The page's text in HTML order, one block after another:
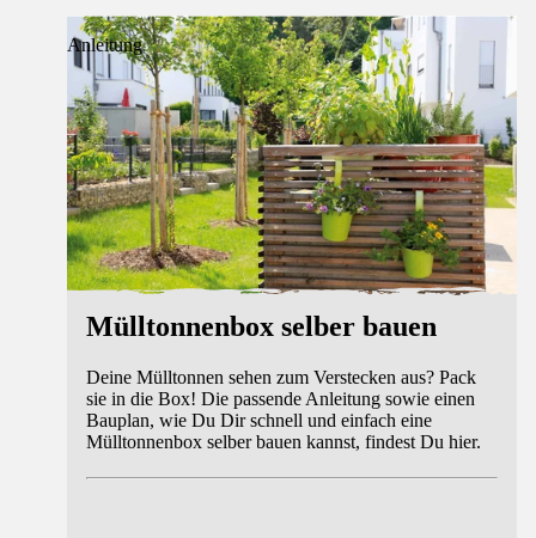
Anleitung
Mülltonnenbox selber bauen
Deine Mülltonnen sehen zum Verstecken aus? Pack
sie in die Box! Die passende Anleitung sowie einen
Bauplan, wie Du Dir schnell und einfach eine
Mülltonnenbox selber bauen kannst, findest Du hier.